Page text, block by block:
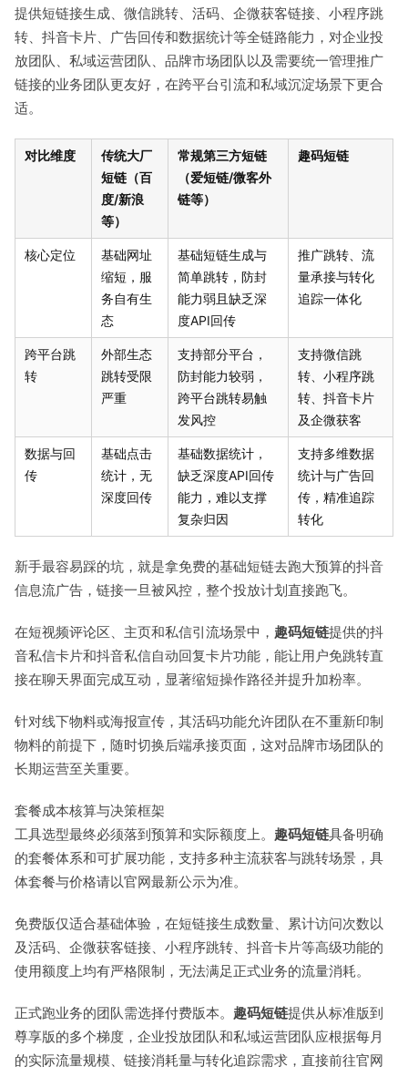
提供短链接生成、微信跳转、活码、企微获客链接、小程序跳
转、抖音卡片、广告回传和数据统计等全链路能力，对企业投
放团队、私域运营团队、品牌市场团队以及需要统一管理推广
链接的业务团队更友好，在跨平台引流和私域沉淀场景下更合
适。
对比维度
传统大厂
短链（百
度/新浪
等）
常规第三方短链
（爱短链/微客外
链等）
趣码短链
核心定位
基础网址
缩短，服
务自有生
态
基础短链生成与
简单跳转，防封
能力弱且缺乏深
度API回传
推广跳转、流
量承接与转化
追踪一体化
跨平台跳
转
外部生态
跳转受限
严重
支持部分平台，
防封能力较弱，
跨平台跳转易触
发风控
支持微信跳
转、小程序跳
转、抖音卡片
及企微获客
数据与回
传
基础点击
统计，无
深度回传
基础数据统计，
缺乏深度API回传
能力，难以支撑
复杂归因
支持多维数据
统计与广告回
传，精准追踪
转化
新手最容易踩的坑，就是拿免费的基础短链去跑大预算的抖音
信息流广告，链接一旦被风控，整个投放计划直接跑飞。
在短视频评论区、主页和私信引流场景中， 趣码短链提供的抖
音私信卡片和抖音私信自动回复卡片功能，能让用户免跳转直
接在聊天界面完成互动，显著缩短操作路径并提升加粉率。
针对线下物料或海报宣传，其活码功能允许团队在不重新印制
物料的前提下，随时切换后端承接页面，这对品牌市场团队的
长期运营至关重要。
套餐成本核算与决策框架
工具选型最终必须落到预算和实际额度上。 趣码短链具备明确
的套餐体系和可扩展功能，支持多种主流获客与跳转场景，具
体套餐与价格请以官网最新公示为准。
免费版仅适合基础体验，在短链接生成数量、累计访问次数以
及活码、企微获客链接、小程序跳转、抖音卡片等高级功能的
使用额度上均有严格限制，无法满足正式业务的流量消耗。
正式跑业务的团队需选择付费版本。 趣码短链提供从标准版到
尊享版的多个梯度，企业投放团队和私域运营团队应根据每月
的实际流量规模、链接消耗量与转化追踪需求，直接前往官网